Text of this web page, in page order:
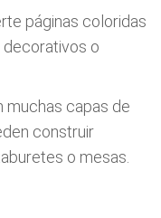
páginas coloridas
decorativos o
muchas capas de
construir
o mesas.